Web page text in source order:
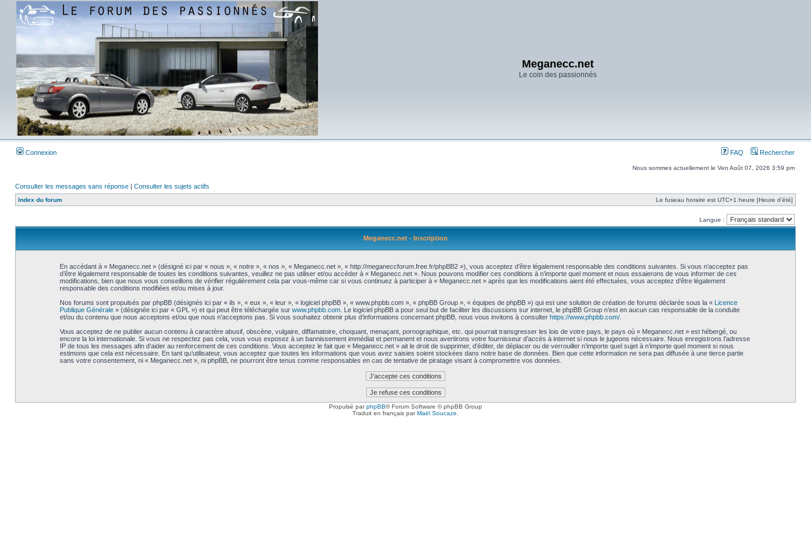
Meganecc.net
Le coin des passionnés
Connexion FAQ Rechercher
Nous sommes actuellement le Ven Août 07, 2026 3:59 pm
Consulter les messages sans réponse | Consulter les sujets actifs
Index du forum Le fuseau horaire est UTC+1 heure [Heure d’été]
Langue :
Meganecc.net - Inscription
En accédant à « Meganecc.net » (désigné ici par « nous », « notre », « nos », « Meganecc.net », « http://meganeccforum.free.fr/phpBB2 »), vous acceptez d’être légalement responsable des conditions suivantes. Si vous n’acceptez pas
d’être légalement responsable de toutes les conditions suivantes, veuillez ne pas utiliser et/ou accéder à « Meganecc.net ». Nous pouvons modifier ces conditions à n’importe quel moment et nous essaierons de vous informer de ces
modifications, bien que nous vous conseillons de vérifier régulièrement cela par vous-même car si vous continuez à participer à « Meganecc.net » après que les modifications aient été effectuées, vous acceptez d’être légalement
responsable des conditions modifiées et/ou mises à jour.
Nos forums sont propulsés par phpBB (désignés ici par « ils », « eux », « leur », « logiciel phpBB », « www.phpbb.com », « phpBB Group », « équipes de phpBB ») qui est une solution de création de forums déclarée sous la « Licence
Publique Générale» (désignée ici par « GPL ») et qui peut être téléchargée sur www.phpbb.com. Le logiciel phpBB a pour seul but de faciliter les discussions sur internet, le phpBB Group n’est en aucun cas responsable de la conduite
et/ou du contenu que nous acceptons et/ou que nous n’acceptons pas. Si vous souhaitez obtenir plus d’informations concernant phpBB, nous vous invitons à consulter https://www.phpbb.com/.
Vous acceptez de ne publier aucun contenu à caractère abusif, obscène, vulgaire, diffamatoire, choquant, menaçant, pornographique, etc. qui pourrait transgresser les lois de votre pays, le pays où « Meganecc.net » est hébergé, ou
encore la loi internationale. Si vous ne respectez pas cela, vous vous exposez à un bannissement immédiat et permanent et nous avertirons votre fournisseur d’accès à internet si nous le jugeons nécessaire. Nous enregistrons l’adresse
IP de tous les messages afin d’aider au renforcement de ces conditions. Vous acceptez le fait que « Meganecc.net » ait le droit de supprimer, d’éditer, de déplacer ou de verrouiller n’importe quel sujet à n’importe quel moment si nous
estimons que cela est nécessaire. En tant qu’utilisateur, vous acceptez que toutes les informations que vous avez saisies soient stockées dans notre base de données. Bien que cette information ne sera pas diffusée à une tierce partie
sans votre consentement, ni « Meganecc.net », ni phpBB, ne pourront être tenus comme responsables en cas de tentative de piratage visant à compromettre vos données.
Propulsé parphpBB® Forum Software © phpBB Group
Traduit en français parMaël Soucaze